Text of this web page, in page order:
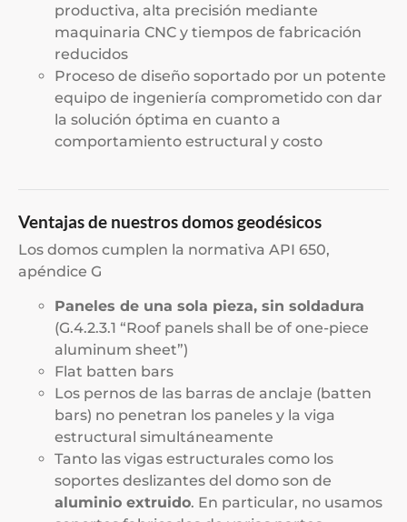
productiva, alta precisión mediante
maquinaria CNC y tiempos de fabricación
reducidos
Proceso de diseño soportado por un potente
equipo de ingeniería comprometido con dar
la solución óptima en cuanto a
comportamiento estructural y costo
Ventajas de nuestros domos geodésicos
Los domos cumplen la normativa API 650,
apéndice G
Paneles de una sola pieza, sin soldadura
(G.4.2.3.1 “Roof panels shall be of one-piece
aluminum sheet”)
Flat batten bars
Los pernos de las barras de anclaje (batten
bars) no penetran los paneles y la viga
estructural simultáneamente
Tanto las vigas estructurales como los
soportes deslizantes del domo son de
aluminio extruido. En particular, no usamos